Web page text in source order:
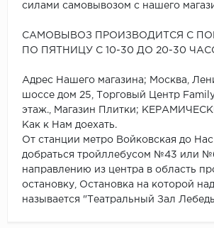
силами самовывозом с нашего
САМОВЫВОЗ ПРОИЗВОДИТСЯ С
ПО ПЯТНИЦУ С 10-30 ДО 20-30
Адрес Нашего магазина; Москва,
шоссе дом 25, Торговый Центр
этаж., Магазин Плитки;
Как к Нам доехать.
От станции метро Войковская до
добраться тройллебусом №43 или
направлению из центра в область
остановку, Остановка на которой
называется "Театральный Зал